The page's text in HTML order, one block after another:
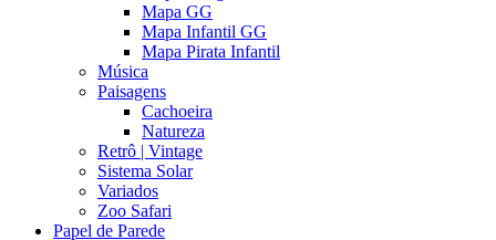
Mapa GG
Mapa Infantil GG
Mapa Pirata Infantil
Música
Paisagens
Cachoeira
Natureza
Retrô | Vintage
Sistema Solar
Variados
Zoo Safari
Papel de Parede